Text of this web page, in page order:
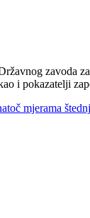
zavoda
i pokazatelji
mjerama